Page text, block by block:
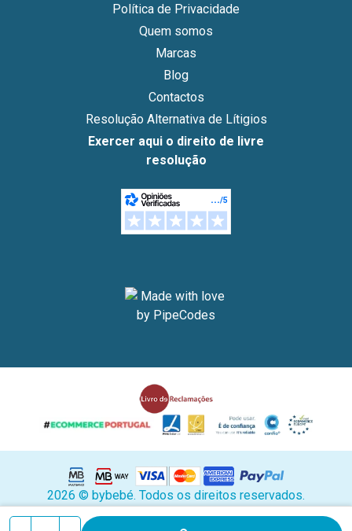
Stock
Política de Privacidade
Quem somos
Marcas
Blog
Contactos
Resolução Alternativa de Lítigios
Exercer aqui o direito de livre
resolução
2026 © bybebé. Todos os direitos reservados.